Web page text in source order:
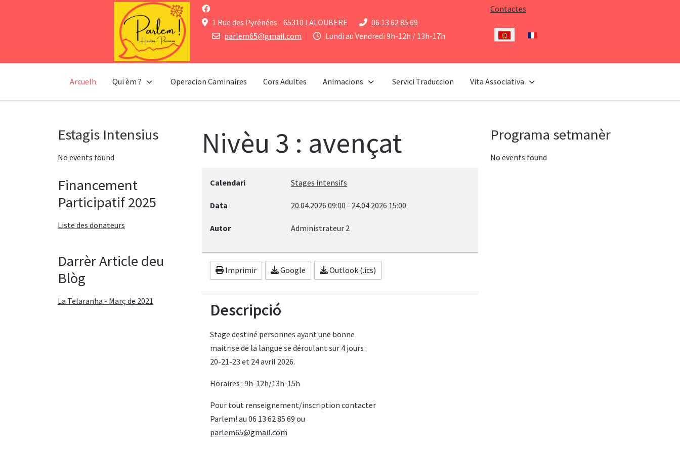
1 Rue des Pyrénées - 65310 LALOUBERE
06 13 62 85 69
parlem65@gmail.com
Lundi au Vendredi 9h-12h / 13h-17h
Contactes
Seleccioni el seu idioma
Arcuelh Qui èm ? Operacion Caminaires Cors Adultes Animacions Servici Traduccion Vita Associativa
Estagis Intensius
No events found
Financement
Participatif 2025
Liste des donateurs
Darrèr Article deu
Blòg
La Telaranha - Març de 2021
Nivèu 3 : avençat
Calendari Stages intensifs
Data 20.04.2026 09:00 - 24.04.2026 15:00
Autor Administrateur 2
Imprimir Google Outlook (.ics)
Descripció
Stage destiné personnes ayant une bonne
maitrise de la langue se déroulant sur 4 jours :
20-21-23 et 24 avril 2026.
Horaires : 9h-12h/13h-15h
Pour tout renseignement/inscription contacter
Parlem! au 06 13 62 85 69 ou
parlem65@gmail.com
Programa setmanèr
No events found